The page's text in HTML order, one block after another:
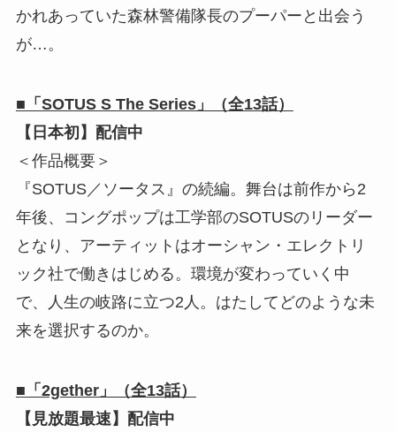
かれあっていた森林警備隊長のプーパーと出会う
が…。
■「SOTUS S The Series」（全13話）
【日本初】配信中
＜作品概要＞
『SOTUS／ソータス』の続編。舞台は前作から2
年後、コングポップは工学部のSOTUSのリーダー
となり、アーティットはオーシャン・エレクトリ
ック社で働きはじめる。環境が変わっていく中
で、人生の岐路に立つ2人。はたしてどのような未
来を選択するのか。
■「2gether」（全13話）
【見放題最速】配信中